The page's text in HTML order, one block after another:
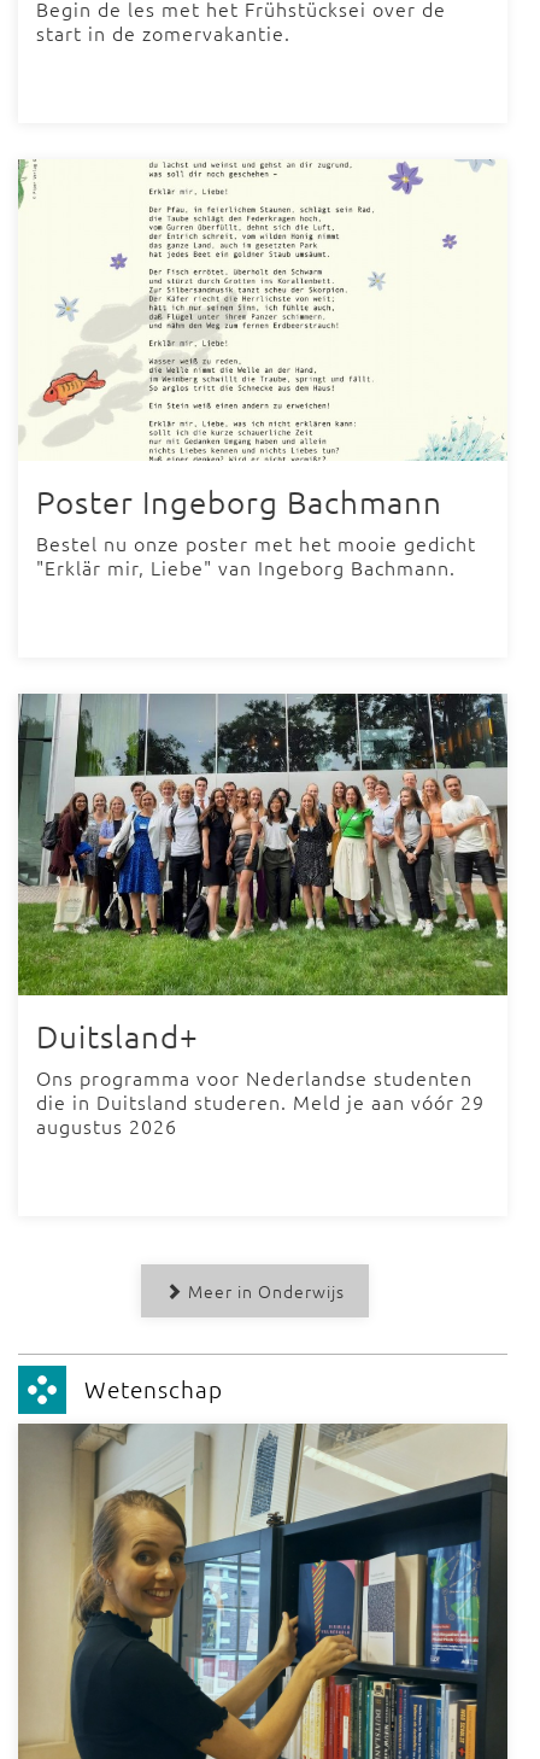
Begin de les met het Frühstücksei over de
start in de zomervakantie.
Poster Ingeborg Bachmann
Bestel nu onze poster met het mooie gedicht
"Erklär mir, Liebe" van Ingeborg Bachmann.
Duitsland+
Ons programma voor Nederlandse studenten
die in Duitsland studeren. Meld je aan vóór 29
augustus 2026
Meer in Onderwijs
Wetenschap